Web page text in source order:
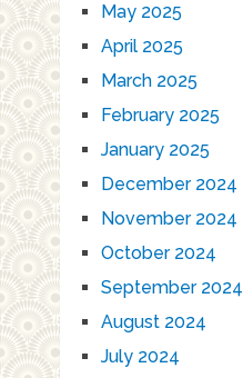
May 2025
April 2025
March 2025
February 2025
January 2025
December 2024
November 2024
October 2024
September 2024
August 2024
July 2024